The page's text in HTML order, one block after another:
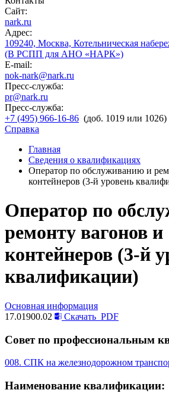
Сайт:
nark.ru
Адрес:
109240, Москва, Котельническая
(В РСПП для АНО «НАРК»)
E-mail:
nok-nark@nark.ru
Пресс-служба:
pr@nark.ru
Пресс-служба:
+7 (495) 966-16-86 (доб. 1019 или 1026)
Справка
Главная
Сведения о квалификациях
Оператор по обслуживанию и
контейнеров (3-й уровень
Оператор по
ремонту вагонов и
контейнеров (3-й
квалификации)
Основная информация
17.01900.02
Скачать PDF
Совет по профессиональным
008. СПК на железнодорожном
Наименование квалификации: